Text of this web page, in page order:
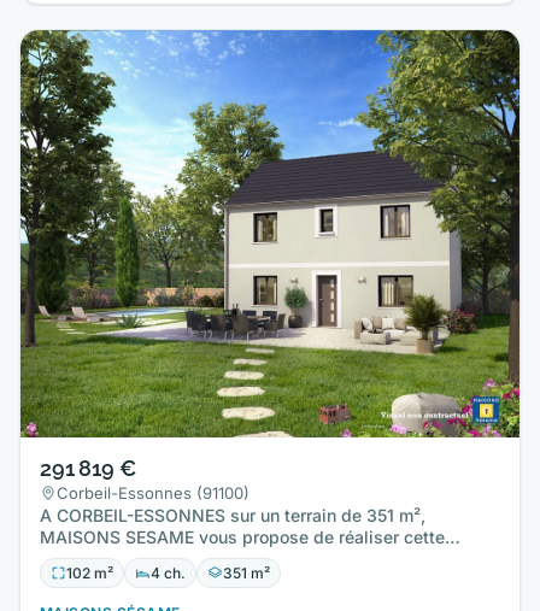
291 819 €
Corbeil-Essonnes (91100)
A CORBEIL-ESSONNES sur un terrain de 351 m²,
MAISONS SESAME vous propose de réaliser cette
maison neuve d'une surface…
102 m² 4 ch. 351 m²